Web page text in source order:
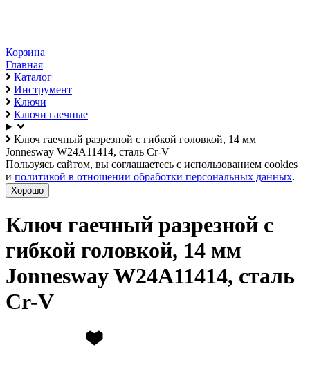
Корзина
Главная
Каталог
Инструмент
Ключи
Ключи гаечные
Ключ гаечный разрезной с гибкой головкой, 14 мм
Jonnesway W24A11414, сталь Cr-V
Пользуясь сайтом, вы соглашаетесь с использованием cookies
и политикой в отношении обработки персональных данных.
Хорошо
Ключ гаечный разрезной с
гибкой головкой, 14 мм
Jonnesway W24A11414, сталь
Cr-V